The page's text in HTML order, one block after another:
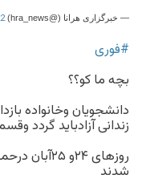
— خبرگزاری هرانا (@hra_news)
#فوری
بچه ما کو؟؟
دانشجویان وخانواده
زندانی آزادباید گردد
شدند